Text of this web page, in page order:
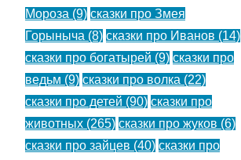
Мороза (9) сказки про Змея
Горыныча (8) сказки про Иванов (14)
сказки про богатырей (9) сказки про
ведьм (9) сказки про волка (22)
сказки про детей (90) сказки про
животных (265) сказки про жуков (6)
сказки про зайцев (40) сказки про